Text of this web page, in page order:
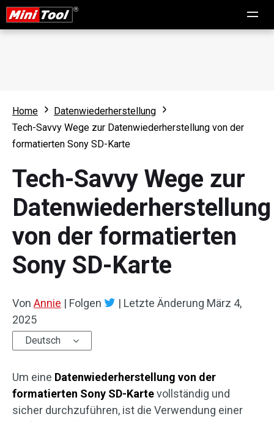
Home
Datenwiederherstellung
Tech-Savvy Wege zur Datenwiederherstellung von der
formatierten Sony SD-Karte
Tech-Savvy Wege zur
Datenwiederherstellung
von der formatierten
Sony SD-Karte
Von Annie | Folgen | Letzte Änderung März 4,
2025
Deutsch
Um eine Datenwiederherstellung von der
formatierten Sony SD-Kartevollständig und
sicher durchzuführen, ist die Verwendung einer